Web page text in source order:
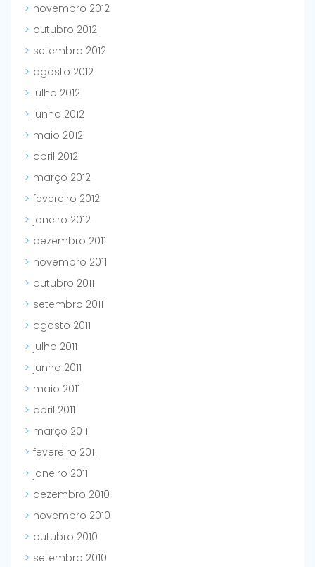
novembro 2012
outubro 2012
setembro 2012
agosto 2012
julho 2012
junho 2012
maio 2012
abril 2012
março 2012
fevereiro 2012
janeiro 2012
dezembro 2011
novembro 2011
outubro 2011
setembro 2011
agosto 2011
julho 2011
junho 2011
maio 2011
abril 2011
março 2011
fevereiro 2011
janeiro 2011
dezembro 2010
novembro 2010
outubro 2010
setembro 2010